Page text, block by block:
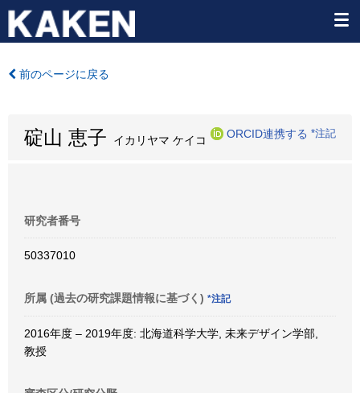
前のページに戻る
碇山 恵子 イカリヤマ ケイコ
ORCID連携する *注記
研究者番号
50337010
所属 (過去の研究課題情報に基づく) *注記
2016年度 – 2019年度: 北海道科学大学, 未来デザイン学部,
教授